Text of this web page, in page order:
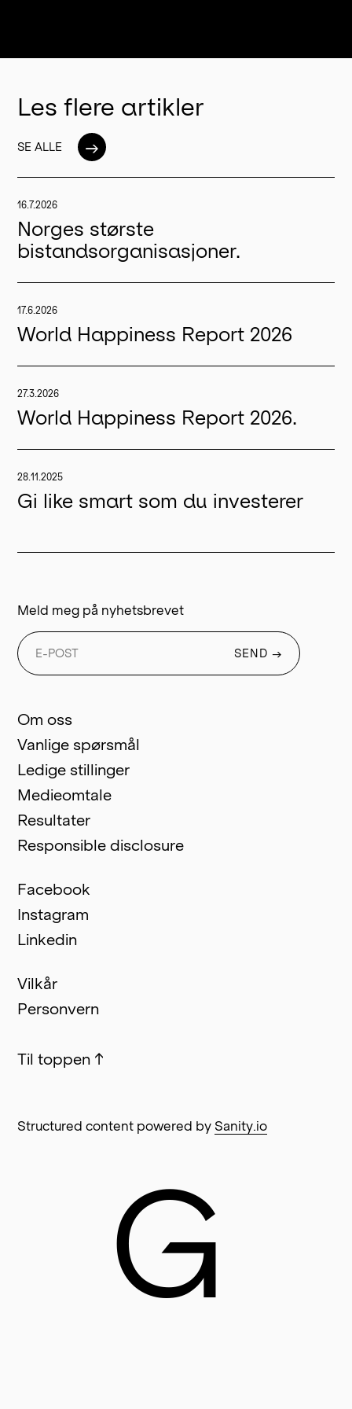
Les flere artikler
SE ALLE →
16.7.2026
Norges største
bistandsorganisasjoner.
17.6.2026
World Happiness Report 2026
27.3.2026
World Happiness Report 2026.
28.11.2025
Gi like smart som du investerer
G
Om oss
Vanlige spørsmål
Ledige stillinger
Medieomtale
Resultater
Responsible disclosure
Facebook
Instagram
Linkedin
Vilkår
Personvern
Til toppen ↑
Meld meg på nyhetsbrevet
SEND →
Structured content powered by Sanity.io